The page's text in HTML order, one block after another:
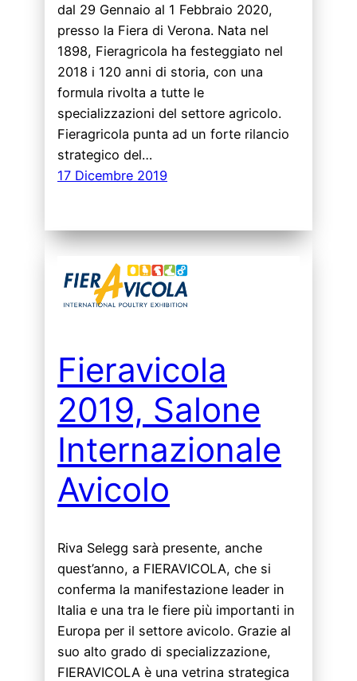
dal 29 Gennaio al 1 Febbraio 2020,
presso la Fiera di Verona. Nata nel
1898, Fieragricola ha festeggiato nel
2018 i 120 anni di storia, con una
formula rivolta a tutte le
specializzazioni del settore agricolo.
Fieragricola punta ad un forte rilancio
strategico del…
17 Dicembre 2019
Fieravicola
2019, Salone
Internazionale
Avicolo
Riva Selegg sarà presente, anche
quest’anno, a FIERAVICOLA, che si
conferma la manifestazione leader in
Italia e una tra le fiere più importanti in
Europa per il settore avicolo. Grazie al
suo alto grado di specializzazione,
FIERAVICOLA è una vetrina strategica